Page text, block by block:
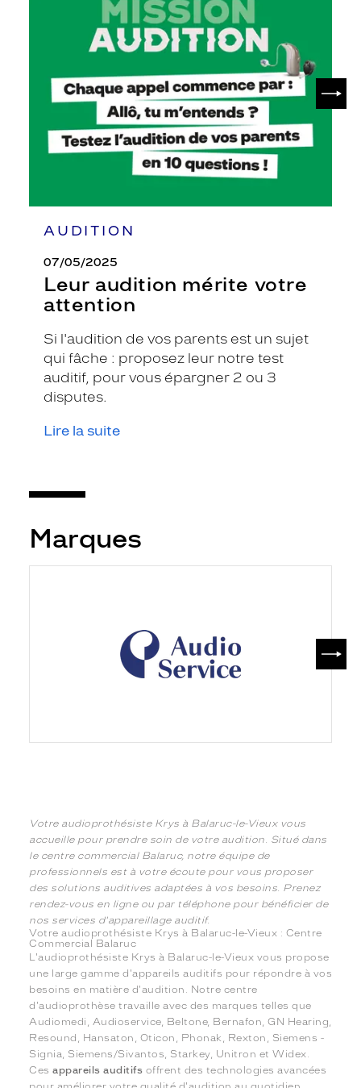
AUDITION
07/05/2025
Leur audition mérite votre
attention
Si l'audition de vos parents est un sujet
qui fâche : proposez leur notre test
auditif, pour vous épargner 2 ou 3
disputes.
Lire la suite
Marques
Votre audioprothésiste Krys à Balaruc-le-Vieux vous
accueille pour prendre soin de votre audition. Situé dans
le centre commercial Balaruc, notre équipe de
professionnels est à votre écoute pour vous proposer
des solutions auditives adaptées à vos besoins. Prenez
rendez-vous en ligne ou par téléphone pour bénéficier de
nos services d'appareillage auditif.
Votre audioprothésiste Krys à Balaruc-le-Vieux : Centre
Commercial Balaruc
L'audioprothésiste Krys à Balaruc-le-Vieux vous propose
une large gamme d'appareils auditifs pour répondre à vos
besoins en matière d'audition. Notre centre
d'audioprothèse travaille avec des marques telles que
Audiomedi, Audioservice, Beltone, Bernafon, GN Hearing,
Resound, Hansaton, Oticon, Phonak, Rexton, Siemens -
Signia, Siemens/Sivantos, Starkey, Unitron et Widex.
Cesappareils auditifs offrent des technologies avancées